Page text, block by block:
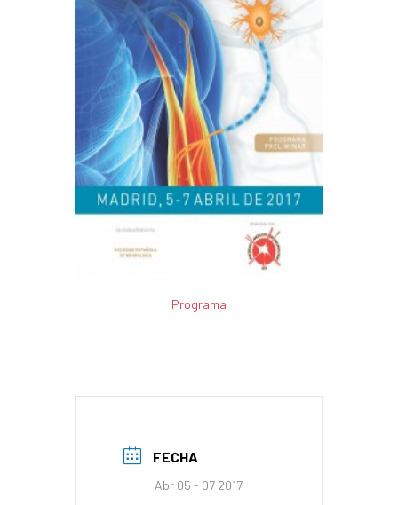
Programa
FECHA
Abr 05 - 07 2017